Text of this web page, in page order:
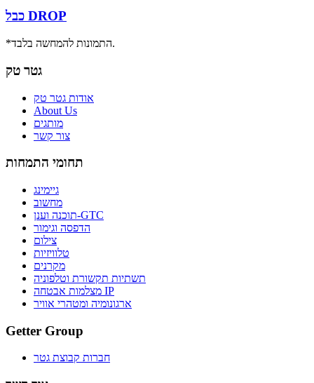
כבל DROP
*התמונות להמחשה בלבד.
גטר טק
אודות גטר טק
About Us
מותגים
צור קשר
תחומי התמחות
גיימינג
מחשוב
תוכנה וענן-GTC
הדפסה וגימור
צילום
טלוויזיות
מקרנים
תשתיות תקשורת וטלפוניה
מצלמות אבטחה IP
ארגונומיה ומטהרי אוויר
Getter Group
חברות קבוצת גטר